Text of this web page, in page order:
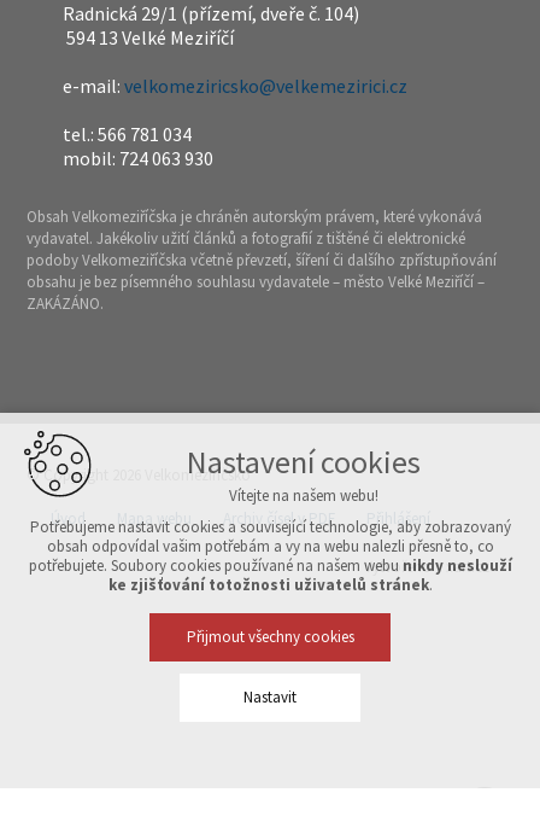
Radnická 29/1 (přízemí, dveře č. 104)
594 13 Velké Meziříčí
e-mail:velkomeziricsko@velkemezirici.cz
tel.: 566 781 034
mobil: 724 063 930
Obsah Velkomeziříčska je chráněn autorským právem, které vykonává
vydavatel. Jakékoliv užití článků a fotografií z tištěné či elektronické
podoby Velkomeziříčska včetně převzetí, šíření či dalšího zpřístupňování
obsahu je bez písemného souhlasu vydavatele – město Velké Meziříčí –
ZAKÁZÁNO.
© Copyright 2026 Velkomeziříčsko
Úvod Mapa webu Archiv čísel v PDF Přihlášení
Vytvořeno v xart.cz
Nastavení cookies
Vítejte na našem webu!
Potřebujeme nastavit cookies a související technologie, aby zobrazovaný
obsah odpovídal vašim potřebám a vy na webu nalezli přesně to, co
potřebujete. Soubory cookies používané na našem webu nikdy neslouží
ke zjišťování totožnosti uživatelů stránek.
Přijmout všechny cookies
Nastavit